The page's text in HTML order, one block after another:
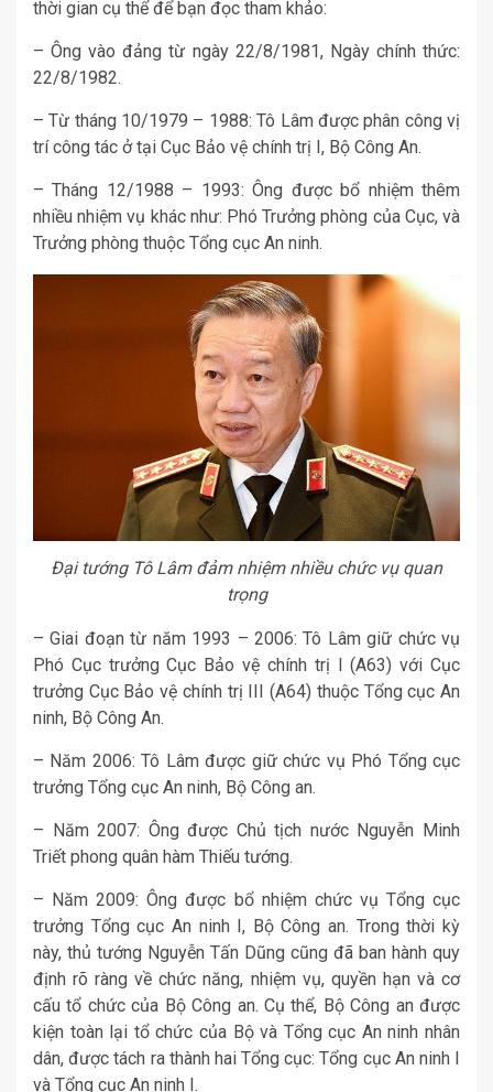
thời gian cụ thể để bạn đọc tham khảo:
– Ông vào đảng từ ngày 22/8/1981, Ngày chính thức:
22/8/1982.
– Từ tháng 10/1979 – 1988: Tô Lâm được phân công vị
trí công tác ở tại Cục Bảo vệ chính trị I, Bộ Công An.
– Tháng 12/1988 – 1993: Ông được bổ nhiệm thêm
nhiều nhiệm vụ khác như: Phó Trưởng phòng của Cục, và
Trưởng phòng thuộc Tổng cục An ninh.
Đại tướng Tô Lâm đảm nhiệm nhiều chức vụ quan
trọng
– Giai đoạn từ năm 1993 – 2006: Tô Lâm giữ chức vụ
Phó Cục trưởng Cục Bảo vệ chính trị I (A63) với Cục
trưởng Cục Bảo vệ chính trị III (A64) thuộc Tổng cục An
ninh, Bộ Công An.
– Năm 2006: Tô Lâm được giữ chức vụ Phó Tổng cục
trưởng Tổng cục An ninh, Bộ Công an.
– Năm 2007: Ông được Chủ tịch nước Nguyễn Minh
Triết phong quân hàm Thiếu tướng.
– Năm 2009: Ông được bổ nhiệm chức vụ Tổng cục
trưởng Tổng cục An ninh I, Bộ Công an. Trong thời kỳ
này, thủ tướng Nguyễn Tấn Dũng cũng đã ban hành quy
định rõ ràng về chức năng, nhiệm vụ, quyền hạn và cơ
cấu tổ chức của Bộ Công an. Cụ thể, Bộ Công an được
kiện toàn lại tổ chức của Bộ và Tổng cục An ninh nhân
dân, được tách ra thành hai Tổng cục: Tổng cục An ninh I
và Tổng cục An ninh I.